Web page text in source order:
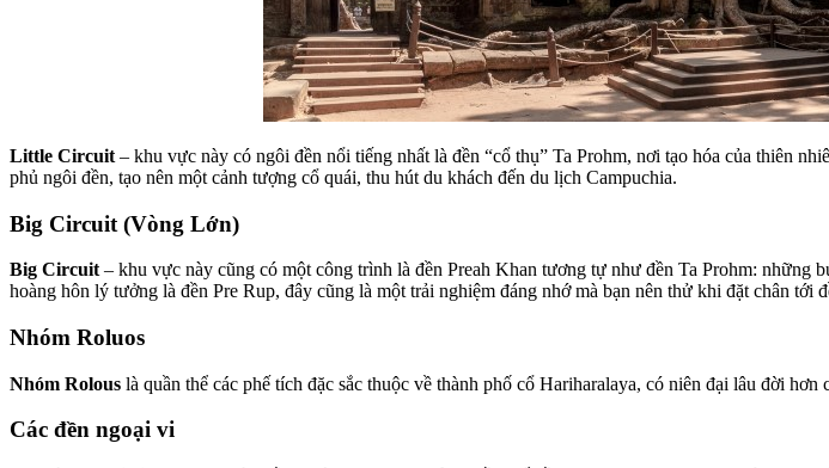
Little Circuit – khu vực này có ngôi đền nổi tiếng nhất là đền “cổ thụ” Ta Prohm, nơi tạo hóa của thiên
phủ ngôi đền, tạo nên một cảnh tượng cổ quái, thu hút du khách đến du lịch Campuchia.
Big Circuit (Vòng Lớn)
Big Circuit – khu vực này cũng có một công trình là đền Preah Khan tương tự như đền Ta Prohm:
hoàng hôn lý tưởng là đền Pre Rup, đây cũng là một trải nghiệm đáng nhớ mà bạn nên thử khi đặt chân tới
Nhóm Roluos
Nhóm Rolous là quần thể các phế tích đặc sắc thuộc về thành phố cổ Hariharalaya, có niên đại lâu đời
Các đền ngoại vi